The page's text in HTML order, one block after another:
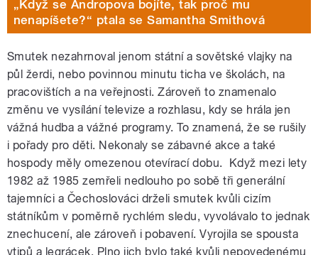
„Když se Andropova bojíte, tak proč mu
nenapíšete?“ ptala se Samantha Smithová
Smutek nezahrnoval jenom státní a sovětské vlajky na
půl žerdi, nebo povinnou minutu ticha ve školách, na
pracovištích a na veřejnosti. Zároveň to znamenalo
změnu ve vysílání televize a rozhlasu, kdy se hrála jen
vážná hudba a vážné programy. To znamená, že se rušily
i pořady pro děti. Nekonaly se zábavné akce a také
hospody měly omezenou otevírací dobu. Když mezi lety
1982 až 1985 zemřeli nedlouho po sobě tři generální
tajemníci a Čechoslováci drželi smutek kvůli cizím
státníkům v poměrně rychlém sledu, vyvolávalo to jednak
znechucení, ale zároveň i pobavení. Vyrojila se spousta
vtipů a legrácek. Plno jich bylo také kvůli nepovedenému